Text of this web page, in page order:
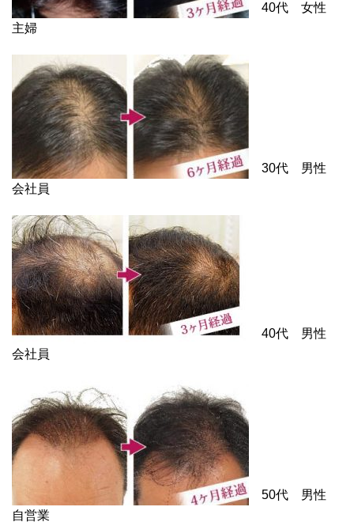
40代 女性
主婦
30代 男性
会社員
40代 男性
会社員
50代 男性
自営業